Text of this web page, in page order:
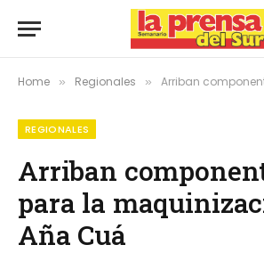
Home » Regionales » Arriban componentes clave
REGIONALES
Arriban
para la
Aña Cuá